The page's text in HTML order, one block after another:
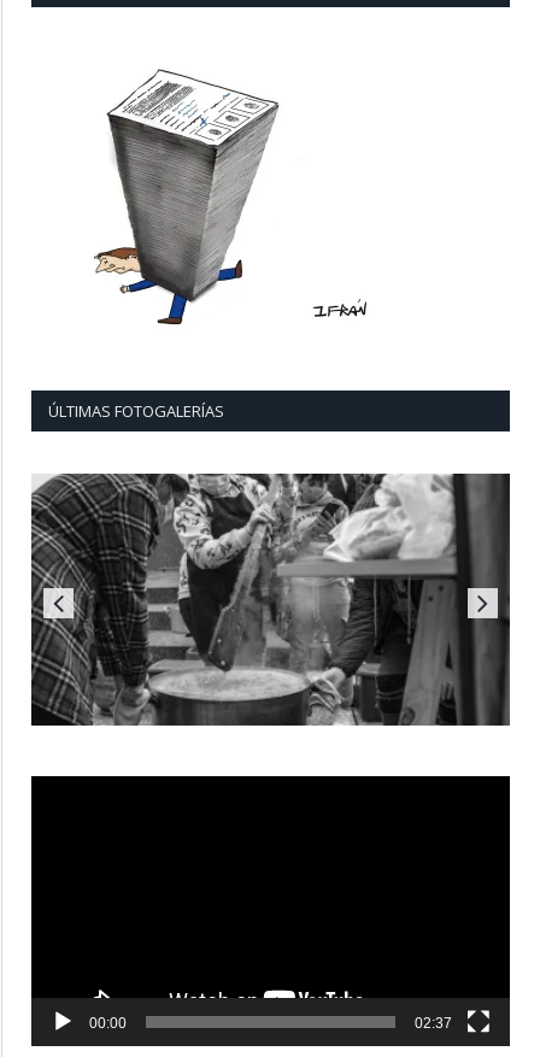
ÚLTIMAS FOTOGALERÍAS
00:00 02:37